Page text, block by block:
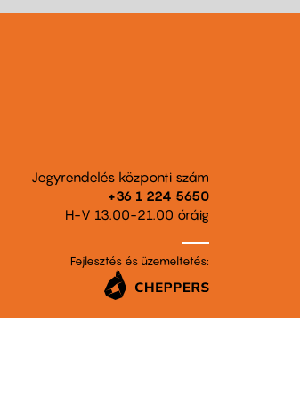
Jegyrendelés központi szám
+36 1 224 5650
H-V 13.00-21.00 óráig
Fejlesztés és üzemeltetés: